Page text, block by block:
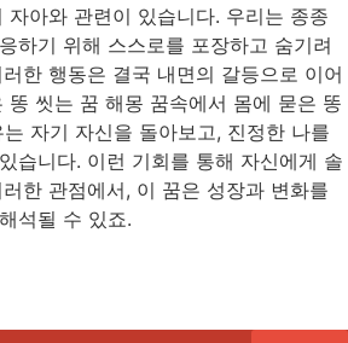
자아와 관련이 있습니다. 우리는 종종
하기 위해 스스로를 포장하고 숨기려
한 행동은 결국 내면의 갈등으로 이어
똥 씻는 꿈 해몽 꿈속에서 몸에 묻은 똥
자기 자신을 돌아보고, 진정한 나를
습니다. 이런 기회를 통해 자신에게 솔
한 관점에서, 이 꿈은 성장과 변화를
석될 수 있죠.